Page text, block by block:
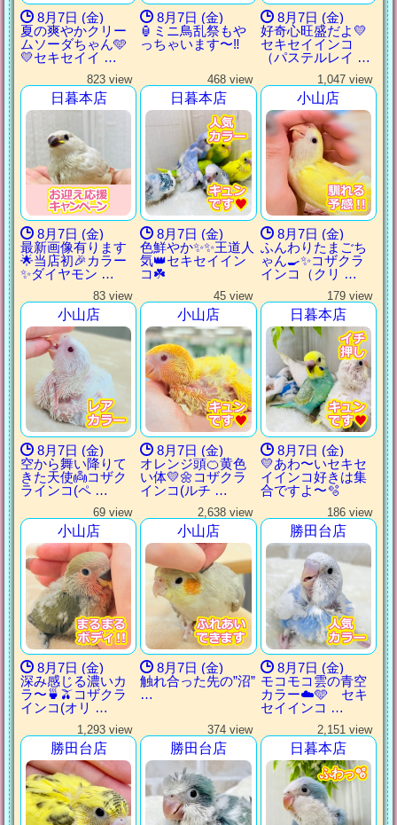
8月7日 (金)
夏の爽やかクリー
ムソーダちゃん🩵
💛セキセイイ …
8月7日 (金)
🏮ミニ鳥乱祭もや
っちゃいます〜‼️
8月7日 (金)
好奇心旺盛だよ💛
セキセイインコ
（パステルレイ …
823 view
日暮本店
8月7日 (金)
最新画像有ります
🌟当店初🎉カラー
✨ダイヤモン …
468 view
日暮本店
8月7日 (金)
色鮮やか✨✨王道人
気👑セキセイイン
コ☘️
1,047 view
小山店
8月7日 (金)
ふんわりたまごち
ゃん🍳✨コザクラ
インコ（クリ …
83 view
小山店
8月7日 (金)
空から舞い降りて
きた天使👼コザク
ラインコ(ペ …
45 view
小山店
8月7日 (金)
オレンジ頭🍊黄色
い体💛🌼コザクラ
インコ(ルチ …
179 view
日暮本店
8月7日 (金)
💛あわ〜いセキセ
イインコ好きは集
合ですよ〜🫧
69 view
小山店
8月7日 (金)
深み感じる濃いカ
ラ〜🍵🫒コザクラ
インコ(オリ …
2,638 view
小山店
8月7日 (金)
触れ合った先の”沼”
…
186 view
勝田台店
8月7日 (金)
モコモコ雲の青空
カラー☁️🩵 セキ
セイインコ …
1,293 view
勝田台店
374 view
勝田台店
2,151 view
日暮本店
ふわっ🫧
ふわっ🫧
ふわっ🫧
ふわっ🫧